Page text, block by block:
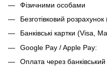
Фізичними особами
Безготівковий
Банківські картки (Visa,
Google Pay / Apple Pay:
Оплата через